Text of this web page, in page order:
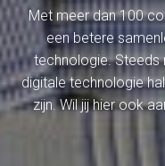
Met meer dan 100
een betere
technologie. Steeds
digitale technologie
zijn. Wil jij hier ook